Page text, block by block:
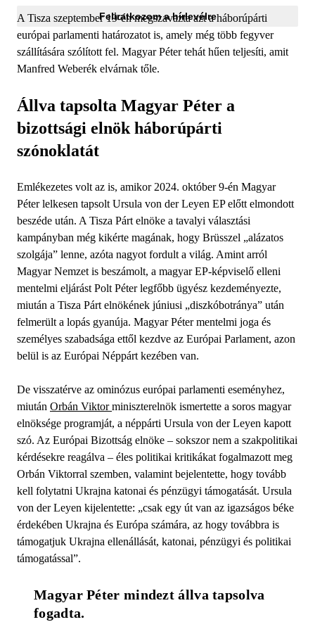
Feliratkozom a hírlevélre
A Tisza szeptember 19-én megszavazta azt a háborúpárti
európai parlamenti határozatot is, amely még több fegyver
szállítására szólított fel. Magyar Péter tehát hűen teljesíti, amit
Manfred Weberék elvárnak tőle.
Állva tapsolta Magyar Péter a
bizottsági elnök háborúpárti
szónoklatát
Emlékezetes volt az is, amikor 2024. október 9-én Magyar
Péter lelkesen tapsolt Ursula von der Leyen EP előtt elmondott
beszéde után. A Tisza Párt elnöke a tavalyi választási
kampányban még kikérte magának, hogy Brüsszel „alázatos
szolgája” lenne, azóta nagyot fordult a világ. Amint arról
Magyar Nemzet is beszámolt, a magyar EP-képviselő elleni
mentelmi eljárást Polt Péter legfőbb ügyész kezdeményezte,
miután a Tisza Párt elnökének júniusi „diszkóbotránya” után
felmerült a lopás gyanúja. Magyar Péter mentelmi joga és
személyes szabadsága ettől kezdve az Európai Parlament, azon
belül is az Európai Néppárt kezében van.
De visszatérve az ominózus európai parlamenti eseményhez,
miután Orbán Viktorminiszterelnök ismertette a soros magyar
elnöksége programját, a néppárti Ursula von der Leyen kapott
szó. Az Európai Bizottság elnöke – sokszor nem a szakpolitikai
kérdésekre reagálva – éles politikai kritikákat fogalmazott meg
Orbán Viktorral szemben, valamint bejelentette, hogy tovább
kell folytatni Ukrajna katonai és pénzügyi támogatását. Ursula
von der Leyen kijelentette: „csak egy út van az igazságos béke
érdekében Ukrajna és Európa számára, az hogy továbbra is
támogatjuk Ukrajna ellenállását, katonai, pénzügyi és politikai
támogatással”.
Magyar Péter mindezt állva tapsolva
fogadta.